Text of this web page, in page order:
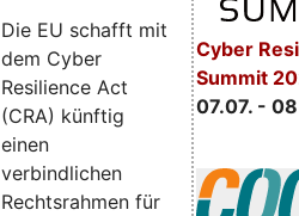
Cyber
Summit
07.07. -
Die EU schafft mit
dem Cyber
Resilience Act
(CRA) künftig
einen
verbindlichen
Rechtsrahmen für